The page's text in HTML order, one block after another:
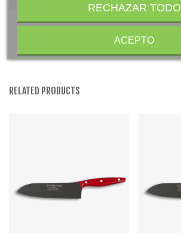
RELATED PRODUCTS
RECHAZAR TODO
ACEPTO